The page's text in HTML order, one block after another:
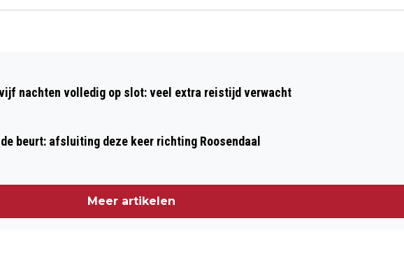
VECHTPARTIJ IN ROOSENDAAL
nachten volledig op slot: veel extra reistijd verwacht
de beurt: afsluiting deze keer richting Roosendaal
Meer artikelen